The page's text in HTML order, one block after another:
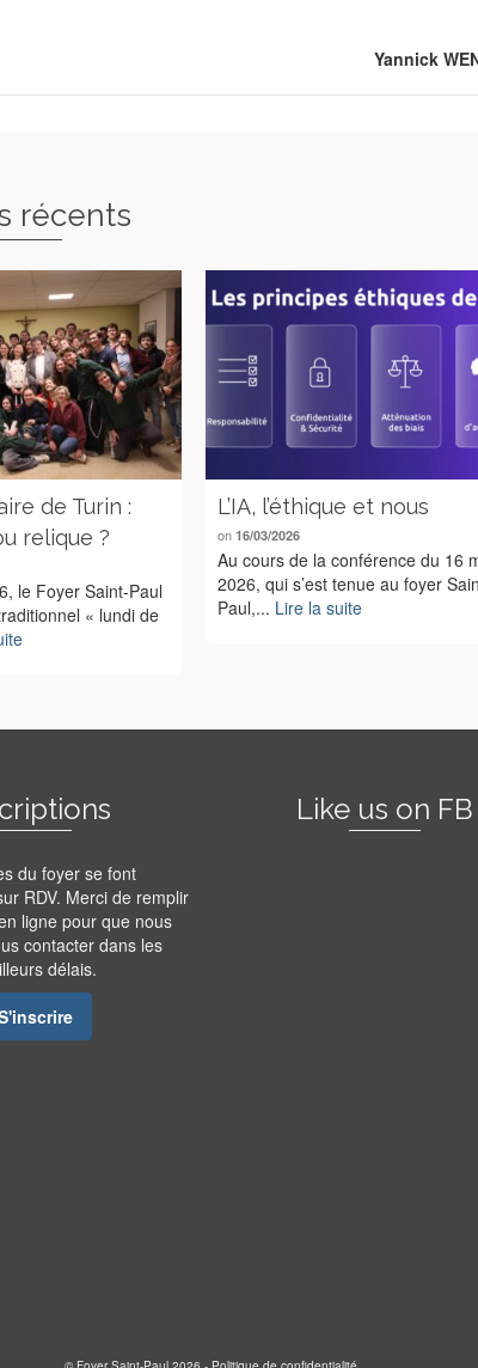
Yannick
récents
de Turin :
relique ?
le Foyer Saint-Paul
« lundi de
L’IA, l’éthique et nous
on16/03/2026
Au cours de la conférence du 16
2026, qui s’est tenue au foyer
Paul,... Lire la suite
du foyer se font
RDV. Merci de remplir
ligne pour que nous
contacter dans les
délais.
Like us on FB